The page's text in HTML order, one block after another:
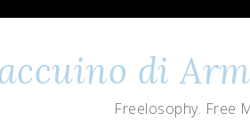
di
Freelosophy. Free